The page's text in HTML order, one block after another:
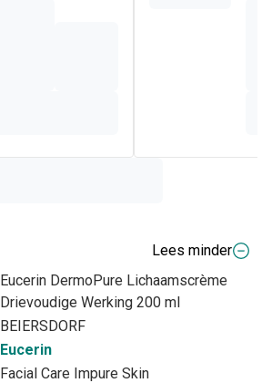
Lees minder
Eucerin DermoPure Lichaamscrème
Drievoudige Werking 200 ml
BEIERSDORF
Eucerin
Facial Care Impure Skin